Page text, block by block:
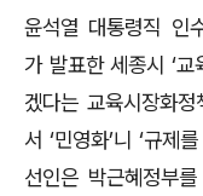
윤석열 대통령직 인
가 발표한 세종시 ‘교
겠다는 교육시장화
서 ‘민영화’니 ‘규제
선인은 박근혜정부